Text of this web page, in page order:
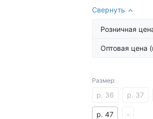
Свернуть
Розничная
Оптовая цена
Размер:
р. 36 р. 37
р. 47 -